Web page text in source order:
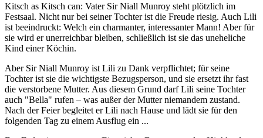
Kitsch as Kitsch can: Vater Sir Niall Munroy steht plötzlich im
Festsaal. Nicht nur bei seiner Tochter ist die Freude riesig. Auch Lili
ist beeindruckt: Welch ein charmanter, interessanter Mann! Aber für
sie wird er unerreichbar bleiben, schließlich ist sie das uneheliche
Kind einer Köchin.
Aber Sir Niall Munroy ist Lili zu Dank verpflichtet; für seine
Tochter ist sie die wichtigste Bezugsperson, und sie ersetzt ihr fast
die verstorbene Mutter. Aus diesem Grund darf Lili seine Tochter
auch "Bella" rufen – was außer der Mutter niemandem zustand.
Nach der Feier begleitet er Lili nach Hause und lädt sie für den
folgenden Tag zu einem Ausflug ein ...